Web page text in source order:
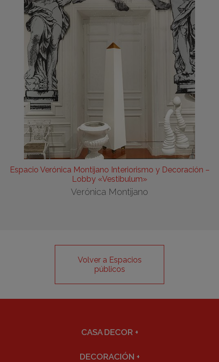
Espacio Verónica Montijano Interiorismo y Decoración –
Lobby «Vestibulum»
Verónica Montijano
Volver a Espacios
públicos
CASA DECOR +
DECORACIÓN +